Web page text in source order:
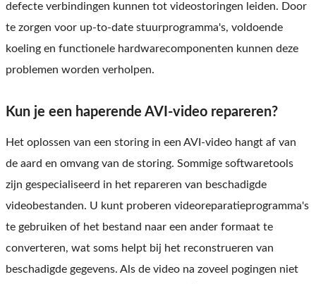
defecte verbindingen kunnen tot videostoringen leiden. Door
te zorgen voor up-to-date stuurprogramma's, voldoende
koeling en functionele hardwarecomponenten kunnen deze
problemen worden verholpen.
Kun je een haperende AVI-video repareren?
Het oplossen van een storing in een AVI-video hangt af van
de aard en omvang van de storing. Sommige softwaretools
zijn gespecialiseerd in het repareren van beschadigde
videobestanden. U kunt proberen videoreparatieprogramma's
te gebruiken of het bestand naar een ander formaat te
converteren, wat soms helpt bij het reconstrueren van
beschadigde gegevens. Als de video na zoveel pogingen niet